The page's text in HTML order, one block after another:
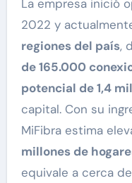
La empresa inició
2022 y
regiones del país,
de 165.000
potencial de 1,4
capital. Con su
MiFibra estima
millones de
equivale a cerca de